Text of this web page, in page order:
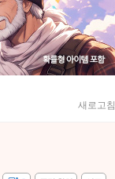
새로고침